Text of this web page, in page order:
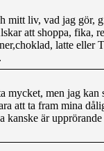
mitt liv, vad jag gör,
att shoppa, fika,
latte eller
mycket, men jag
att ta fram mina
kanske är